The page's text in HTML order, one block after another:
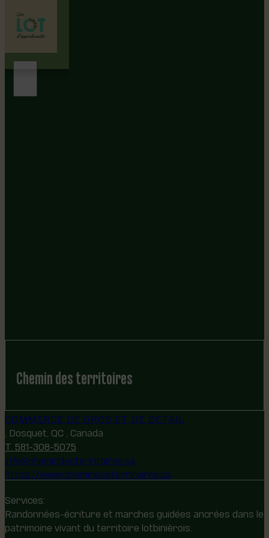
Chemin des territoires
COMMERCE DE GROS ET DE DÉTAIL
, Dosquet, QC , Canada
T. 581-308-5075
info@chemindesterritoires.ca
https://www.chemindesterritoires.ca
Services:
Randonnées-écriture et marches guidées ancrées dans le
patrimoine vivant du territoire lotbinièrois.